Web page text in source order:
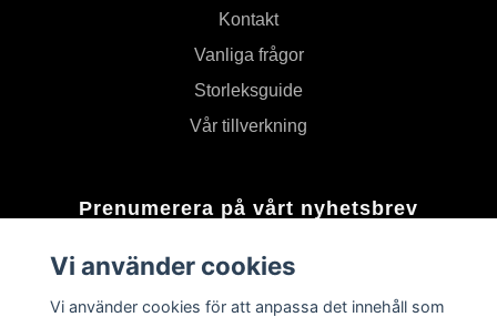
Kontakt
Vanliga frågor
Storleksguide
Vår tillverkning
Prenumerera på vårt nyhetsbrev
Vi använder cookies
Vi använder cookies för att anpassa det innehåll som